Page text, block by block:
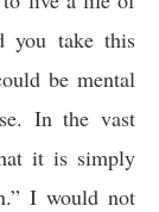
you take this
be mental
In the vast
it is simply
I would not